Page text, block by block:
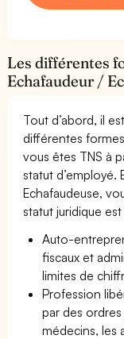
Les différentes
Echafaudeur /
Tout d’abord, il
différentes
vous êtes TNS à
statut d’employé.
Echafaudeuse,
statut juridique est
Auto-
fiscaux et
limites de
Profession
par des
médecins, les